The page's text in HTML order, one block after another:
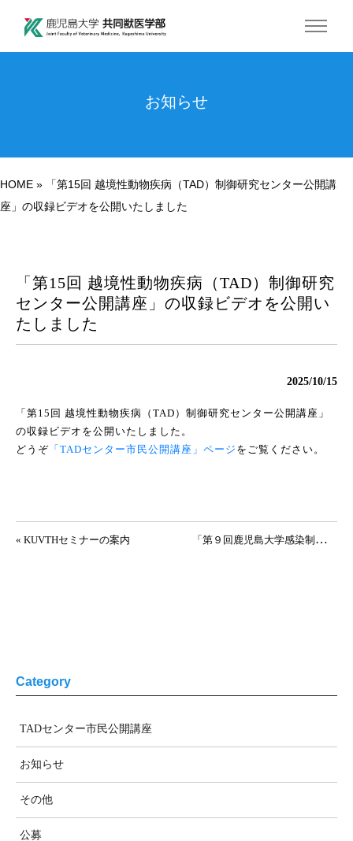
お知らせ
HOME »
「第15回 越境性動物疾病（TAD）制御研究センター公開講
座」の収録ビデオを公開いたしました
「第15回 越境性動物疾病（TAD）制御研究
センター公開講座」の収録ビデオを公開い
たしました
2025/10/15
「第15回 越境性動物疾病（TAD）制御研究センター公開講座」
の収録ビデオを公開いたしました。
どうぞ 「TADセンター市民公開講座」ページ をご覧ください。
投稿ナビゲーション
« KUVTHセミナーの案内 「
第９回鹿児島大学感染制御のためのシンポジウム」を開催いたします。（ポスター：ご案内） »
Category
TADセンター市民公開講座
お知らせ
その他
公募